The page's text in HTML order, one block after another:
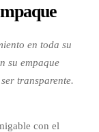
en toda su
su empaque
transparente.
con el